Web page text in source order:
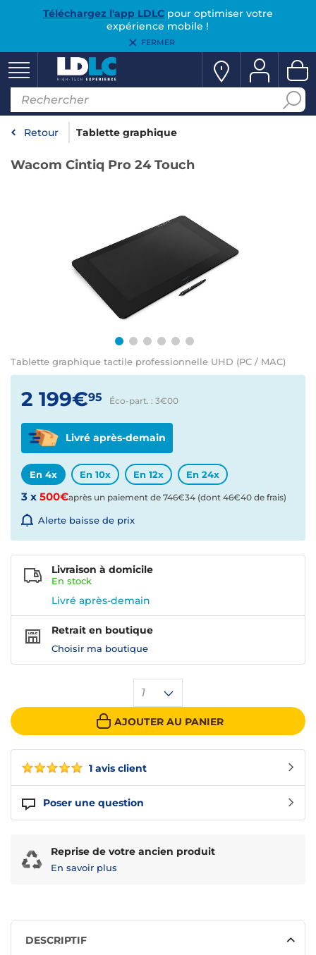
Téléchargez l'app LDLCpour optimiser votre
expérience mobile !
FERMER
Retour Tablette graphique
Wacom Cintiq Pro 24 Touch
Tablette graphique tactile professionnelle UHD (PC / MAC)
1 avis client
Poser une question
2 199€95 Éco-part. : 3€00
Livré après-demain
En 4x En 10x En 12x En 24x
3 x 500€après un paiement de 746€34 (dont 46€40 de frais)
Alerte baisse de prix
1
AJOUTER AU PANIER
Livraison à domicile
En stock
Livré après-demain
Retrait en boutique
Choisir ma boutique
Reprise de votre ancien produit
En savoir plus
DESCRIPTIF